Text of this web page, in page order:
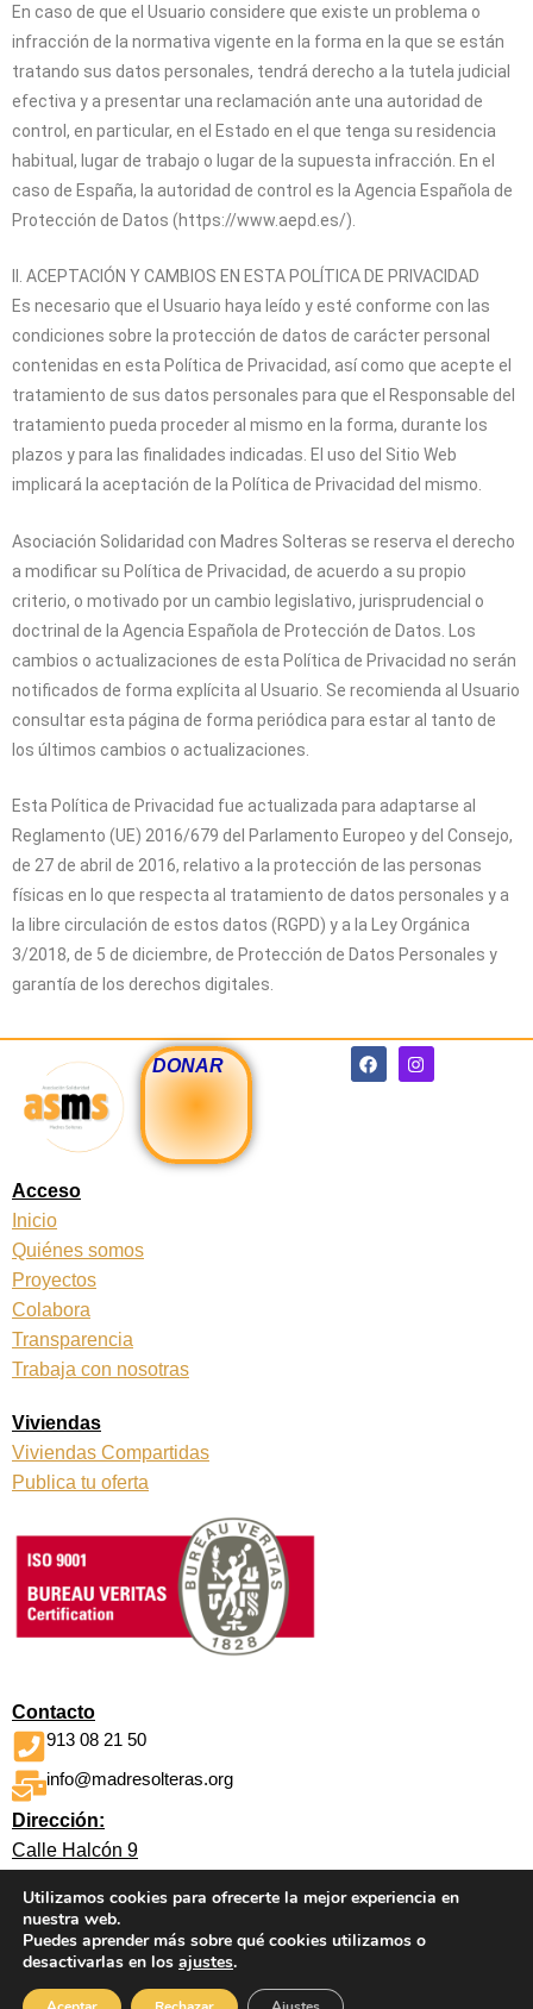
En caso de que el Usuario considere que existe un problema o
infracción de la normativa vigente en la forma en la que se están
tratando sus datos personales, tendrá derecho a la tutela judicial
efectiva y a presentar una reclamación ante una autoridad de
control, en particular, en el Estado en el que tenga su residencia
habitual, lugar de trabajo o lugar de la supuesta infracción. En el
caso de España, la autoridad de control es la Agencia Española de
Protección de Datos (https://www.aepd.es/).
II. ACEPTACIÓN Y CAMBIOS EN ESTA POLÍTICA DE PRIVACIDAD
Es necesario que el Usuario haya leído y esté conforme con las
condiciones sobre la protección de datos de carácter personal
contenidas en esta Política de Privacidad, así como que acepte el
tratamiento de sus datos personales para que el Responsable del
tratamiento pueda proceder al mismo en la forma, durante los
plazos y para las finalidades indicadas. El uso del Sitio Web
implicará la aceptación de la Política de Privacidad del mismo.
Asociación Solidaridad con Madres Solteras se reserva el derecho
a modificar su Política de Privacidad, de acuerdo a su propio
criterio, o motivado por un cambio legislativo, jurisprudencial o
doctrinal de la Agencia Española de Protección de Datos. Los
cambios o actualizaciones de esta Política de Privacidad no serán
notificados de forma explícita al Usuario. Se recomienda al Usuario
consultar esta página de forma periódica para estar al tanto de
los últimos cambios o actualizaciones.
Esta Política de Privacidad fue actualizada para adaptarse al
Reglamento (UE) 2016/679 del Parlamento Europeo y del Consejo,
de 27 de abril de 2016, relativo a la protección de las personas
físicas en lo que respecta al tratamiento de datos personales y a
la libre circulación de estos datos (RGPD) y a la Ley Orgánica
3/2018, de 5 de diciembre, de Protección de Datos Personales y
garantía de los derechos digitales.
DONAR
F
a
I
n
Acceso
Inicio
Quiénes somos
Proyectos
Colabora
Transparencia
Trabaja con nosotras
Viviendas
Viviendas Compartidas
Publica tu oferta
Contacto
913 08 21 50
info@madresolteras.org
Dirección:
Calle Halcón 9
Madrid
© 2026Asociación Solidaridad Madres Solteras
Utilizamos cookies para ofrecerte la mejor experiencia en
nuestra web.
Puedes aprender más sobre qué cookies utilizamos o
desactivarlas en los ajustes.